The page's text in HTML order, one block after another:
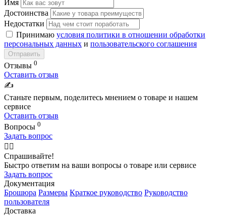
Имя
Достоинства
Недостатки
Принимаю условия политики в отношении обработки
персональных данных и пользовательского соглашения
Отправить
Отзывы 0
Оставить отзыв
✍️
Станьте первым, поделитесь мнением о товаре и нашем
сервисе
Оставить отзыв
Вопросы 0
Задать вопрос
🙋‍♂️
Спрашивайте!
Быстро ответим на ваши вопросы о товаре или сервисе
Задать вопрос
Документация
Брошюра Размеры Краткое руководство Руководство
пользователя
Доставка